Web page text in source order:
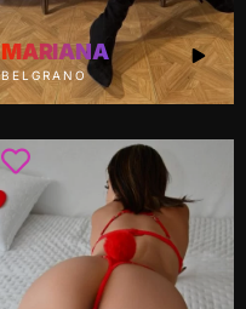
MARIANA
BELGRANO